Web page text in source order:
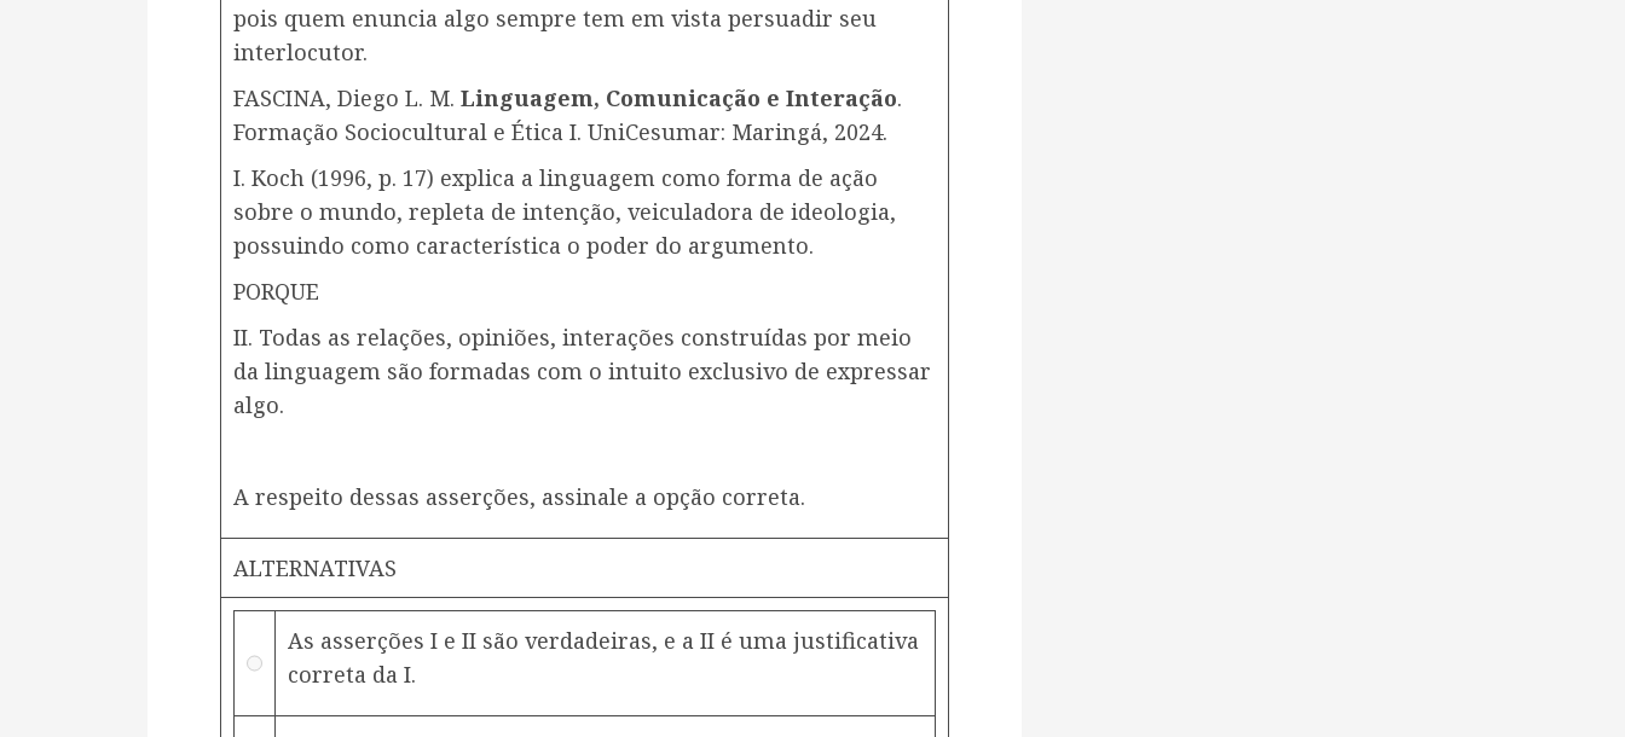
pois quem enuncia algo sempre tem em vista persuadir seu
interlocutor.
FASCINA, Diego L. M. Linguagem, Comunicação e Interação.
Formação Sociocultural e Ética I. UniCesumar: Maringá, 2024.
I. Koch (1996, p. 17) explica a linguagem como forma de ação
sobre o mundo, repleta de intenção, veiculadora de ideologia,
possuindo como característica o poder do argumento.
PORQUE
II. Todas as relações, opiniões, interações construídas por meio
da linguagem são formadas com o intuito exclusivo de expressar
algo.
A respeito dessas asserções, assinale a opção correta.
ALTERNATIVAS
As asserções I e II são verdadeiras, e a II é uma justificativa
correta da I.